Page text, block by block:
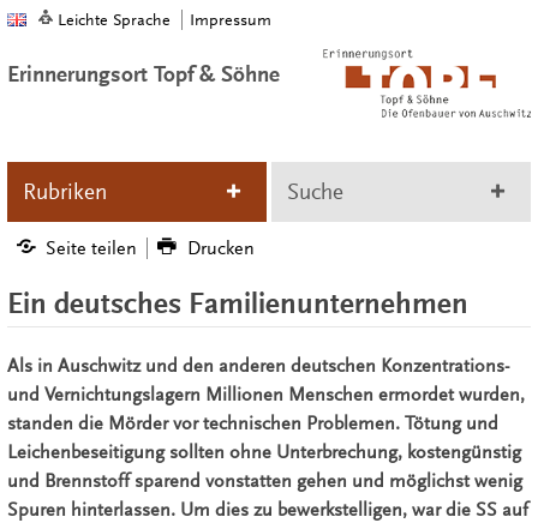
Leichte Sprache Impressum
Erinnerungsort Topf & Söhne
Rubriken Suche
Seite teilen Drucken
Ein deutsches Familienunternehmen
Als in Auschwitz und den anderen deutschen Konzentrations-
und Vernichtungslagern Millionen Menschen ermordet wurden,
standen die Mörder vor technischen Problemen. Tötung und
Leichenbeseitigung sollten ohne Unterbrechung, kostengünstig
und Brennstoff sparend vonstatten gehen und möglichst wenig
Spuren hinterlassen. Um dies zu bewerkstelligen, war die SS auf